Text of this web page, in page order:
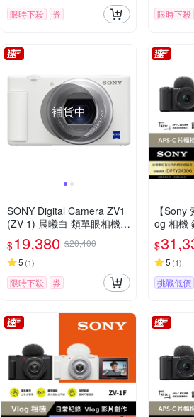
限時下殺 券 限時下殺
補貨中
SONY Digital Camera ZV1
(ZV-1) 晨曦白 類單眼相機
(公司貨)
$19,380 $20,400
5 (1)
限時下殺 券
【Sony
og 相機
固18+6
$
5 (1)
挑戰低價